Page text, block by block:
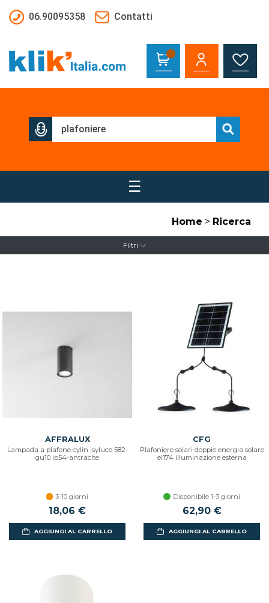
06.90095358
Contatti
☰
Home > Ricerca
Filtri
AFFRALUX
Lampada a plafone cylin isyluce 582-
gu10 ip54-antracite
3-10 giorni
18,06 €
AGGIUNGI AL CARRELLO
CFG
Plafoniere solari doppie energia solare
el174 illuminazione esterna
Disponibile 1-3 giorni
62,90 €
AGGIUNGI AL CARRELLO